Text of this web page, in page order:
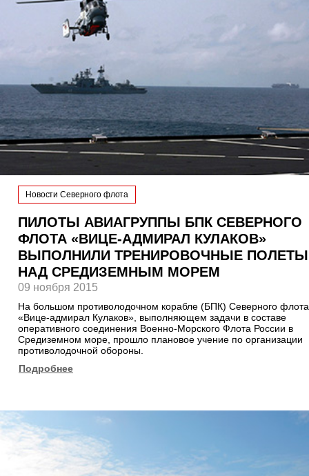
Новости Северного флота
ПИЛОТЫ АВИАГРУППЫ БПК СЕВЕРНОГО
ФЛОТА «ВИЦЕ-АДМИРАЛ КУЛАКОВ»
ВЫПОЛНИЛИ ТРЕНИРОВОЧНЫЕ ПОЛЕТЫ
НАД СРЕДИЗЕМНЫМ МОРЕМ
09 ноября 2015
На большом противолодочном корабле (БПК) Северного флота
«Вице-адмирал Кулаков», выполняющем задачи в составе
оперативного соединения Военно-Морского Флота России в
Средиземном море, прошло плановое учение по организации
противолодочной обороны.
Подробнее